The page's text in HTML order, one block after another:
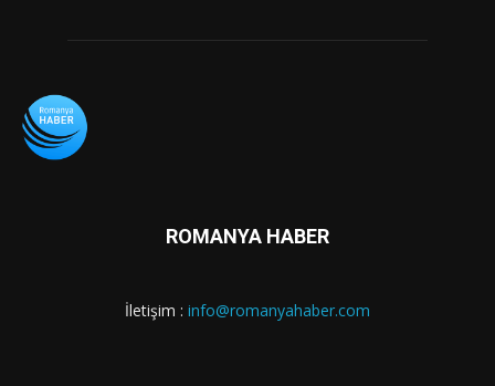
ROMANYA HABER
İletişim : info@romanyahaber.com